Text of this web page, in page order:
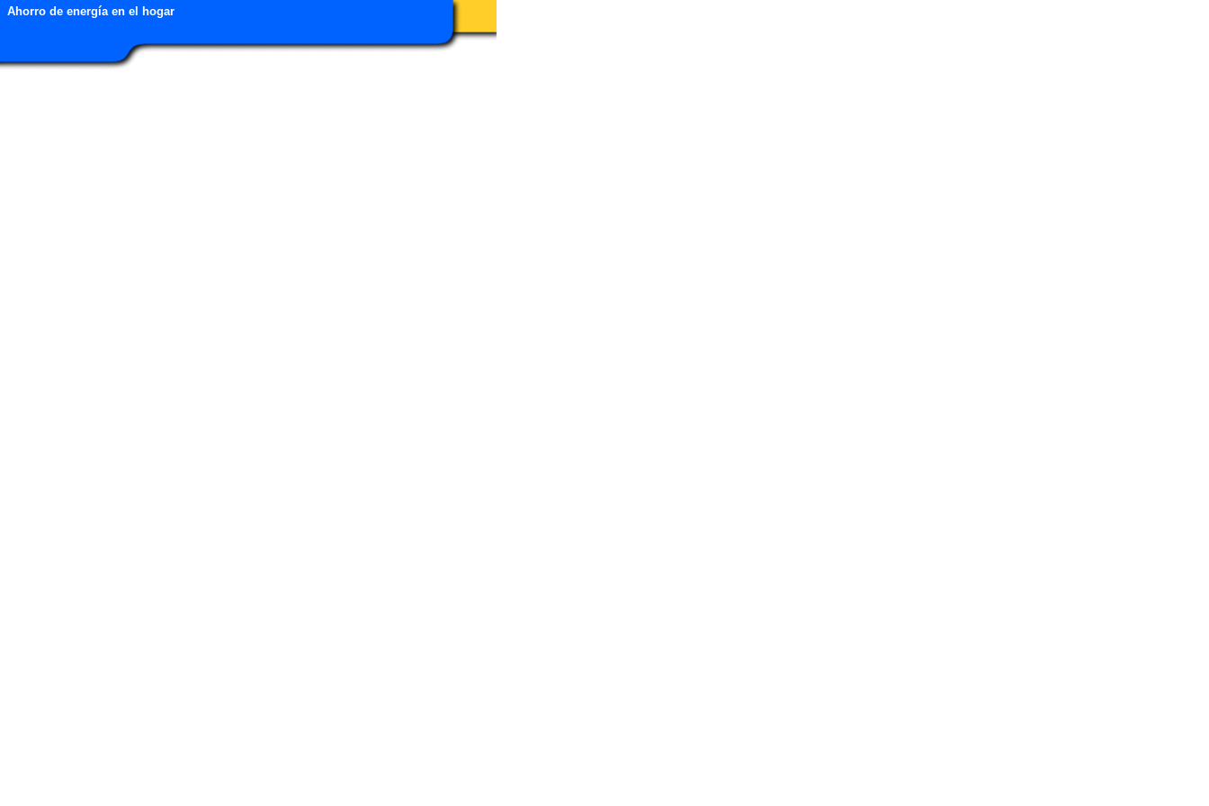
Ahorro de energía en el hogar